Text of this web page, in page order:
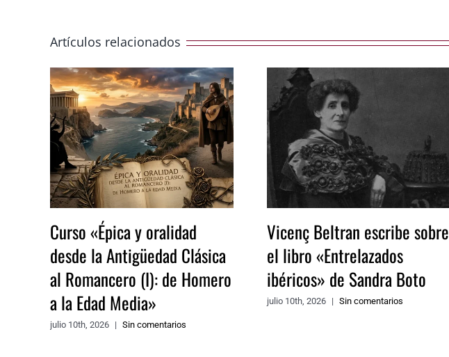
Artículos relacionados
Curso «Épica y oralidad
desde la Antigüedad Clásica
al Romancero (I): de Homero
a la Edad Media»
julio 10th, 2026 | Sin comentarios
Vicenç Beltran escribe sobre
el libro «Entrelazados
ibéricos» de Sandra Boto
julio 10th, 2026 | Sin comentarios